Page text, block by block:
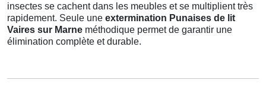
insectes se cachent dans les meubles et se multiplient très
rapidement. Seule une extermination Punaises de lit
Vaires sur Marne méthodique permet de garantir une
élimination complète et durable.